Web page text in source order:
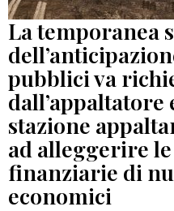
La temporanea
pubblici va
dall’appaltatore
stazione
ad alleggerire
finanziarie di
economici